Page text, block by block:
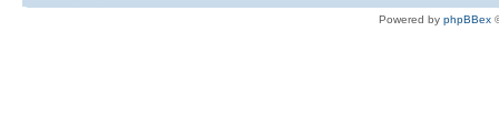
Powered by phpBBex